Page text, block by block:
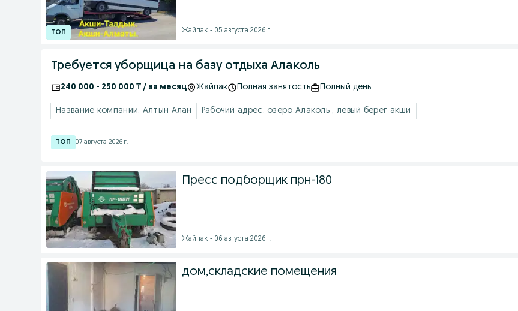
Жайпак - 05 августа 2026 г.
Требуется уборщица на базу отдыха Алаколь
240 000 - 250 000 ₸ / за месяц Жайпак Полная занятость Полный день
Название компании: Алтын Алан Рабочий адрес: озеро Алаколь , левый берег акши
07 августа 2026 г.
Пресс подборщик прн-180
Жайпак - 06 августа 2026 г.
дом,складские помещения